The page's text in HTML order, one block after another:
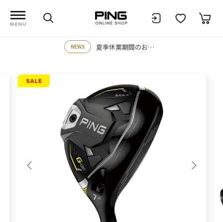
NEWS 夏季休業期間のお知らせ